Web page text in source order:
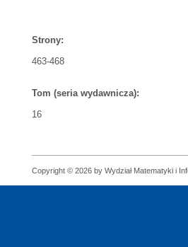
Strony:
463-468
Tom (seria wydawnicza):
16
Copyright © 2026 by Wydział Matematyki i